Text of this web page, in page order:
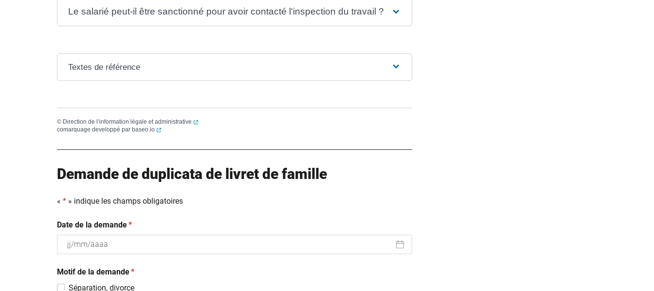
Le salarié peut-il être sanctionné pour avoir contacté l'inspection du travail ?
Textes de référence
© Direction de l’information légale et administrative
(ouverture dans un nouvel onglet)
comarquage developpé par baseo.io (ouverture dans un nouvel onglet)
Demande de duplicata de livret de famille
« * » indique les champs obligatoires
Date de la demande(obligatoire)
*
slash
MM
Motif de la demande(obligatoire)
*
Séparation, divorce